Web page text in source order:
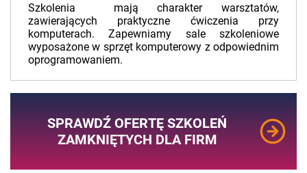
Szkolenia mają charakter warsztatów,
zawierających praktyczne ćwiczenia przy
komputerach. Zapewniamy sale szkoleniowe
wyposażone w sprzęt komputerowy z odpowiednim
oprogramowaniem.
SPRAWDŹ OFERTĘ SZKOLEŃ
ZAMKNIĘTYCH DLA FIRM